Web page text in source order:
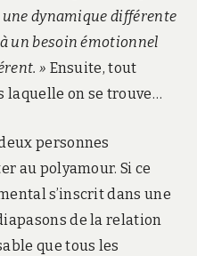
une dynamique différente
un besoin émotionnel
» Ensuite, tout
laquelle on se trouve…
personnes
au polyamour. Si ce
s’inscrit dans une
de la relation
que tous les